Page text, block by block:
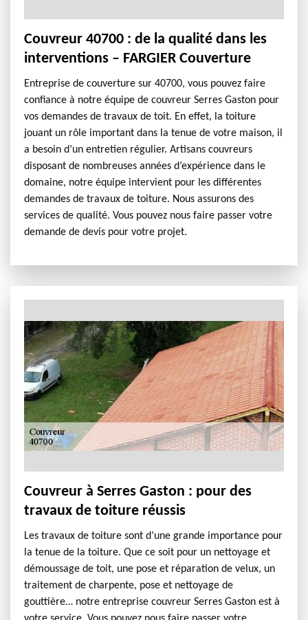
Couvreur 40700 : de la qualité dans les
interventions – FARGIER Couverture
Entreprise de couverture sur 40700, vous pouvez faire
confiance à notre équipe de couvreur Serres Gaston pour
vos demandes de travaux de toit. En effet, la toiture
jouant un rôle important dans la tenue de votre maison, il
a besoin d’un entretien régulier. Artisans couvreurs
disposant de nombreuses années d’expérience dans le
domaine, notre équipe intervient pour les différentes
demandes de travaux de toiture. Nous assurons des
services de qualité. Vous pouvez nous faire passer votre
demande de devis pour votre projet.
Couvreur à Serres Gaston : pour des
travaux de toiture réussis
Les travaux de toiture sont d’une grande importance pour
la tenue de la toiture. Que ce soit pour un nettoyage et
démoussage de toit, une pose et réparation de velux, un
traitement de charpente, pose et nettoyage de
gouttière… notre entreprise couvreur Serres Gaston est à